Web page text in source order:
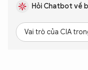
Hỏi Chatbot về
Vai trò của CIA